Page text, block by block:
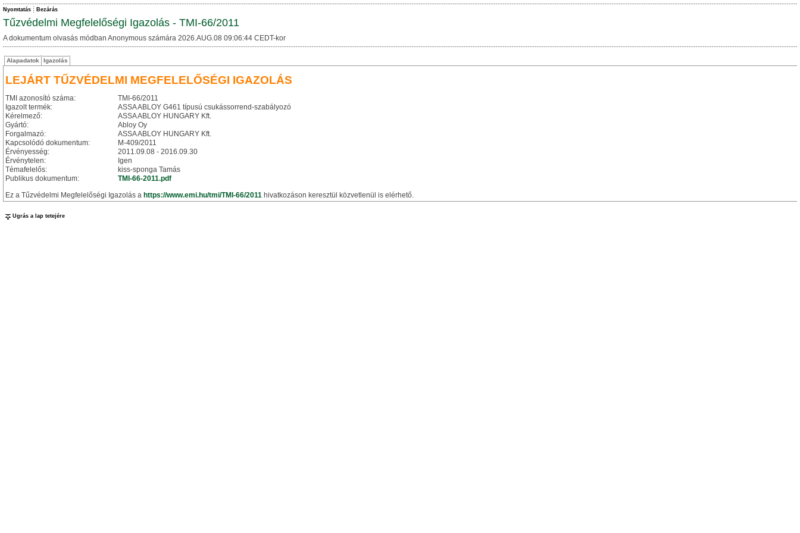
Nyomtatás Bezárás
Tűzvédelmi Megfelelőségi Igazolás - TMI-66/2011
A dokumentum olvasás módban Anonymous számára 2026.AUG.08 09:06:44 CEDT-kor
Alapadatok Igazolás
LEJÁRT TŰZVÉDELMI MEGFELELŐSÉGI IGAZOLÁS
TMI azonosító száma:
TMI-66/2011
Igazolt termék:
ASSA ABLOY G461 típusú csukássorrend-szabályozó
Kérelmező:
ASSA ABLOY HUNGARY Kft.
Gyártó:
Abloy Oy
Forgalmazó:
ASSA ABLOY HUNGARY Kft.
Kapcsolódó dokumentum:
M-409/2011
Érvényesség:
2011.09.08 - 2016.09.30
Érvénytelen:
Igen
Témafelelős:
kiss-sponga Tamás
Publikus dokumentum:
TMI-66-2011.pdf
Ez a Tűzvédelmi Megfelelőségi Igazolás a https://www.emi.hu/tmi/TMI-66/2011 hivatkozáson keresztül közvetlenül is elérhető.
Ugrás a lap tetejére